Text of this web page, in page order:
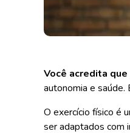
Você acredita
autonomia e saúde.
O exercício físico é
ser adaptados com